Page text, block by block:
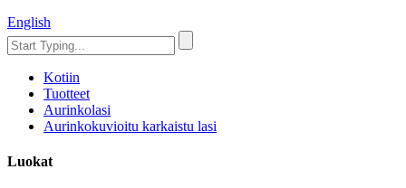
English
Kotiin
Tuotteet
Aurinkolasi
Aurinkokuvioitu karkaistu lasi
Luokat